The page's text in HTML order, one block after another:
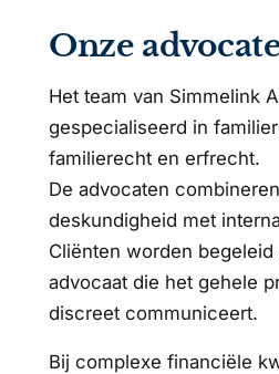
Onze
Het team van Simmelink
gespecialiseerd in
familierecht en erfrecht.
De advocaten
deskundigheid met
Cliënten worden
advocaat die het gehele
discreet communiceert.
Bij complexe financiële